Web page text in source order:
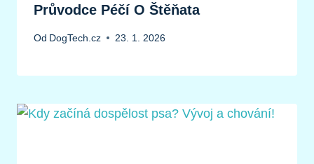
Průvodce Péčí O Štěňata
Od DogTech.cz 23. 1. 2026